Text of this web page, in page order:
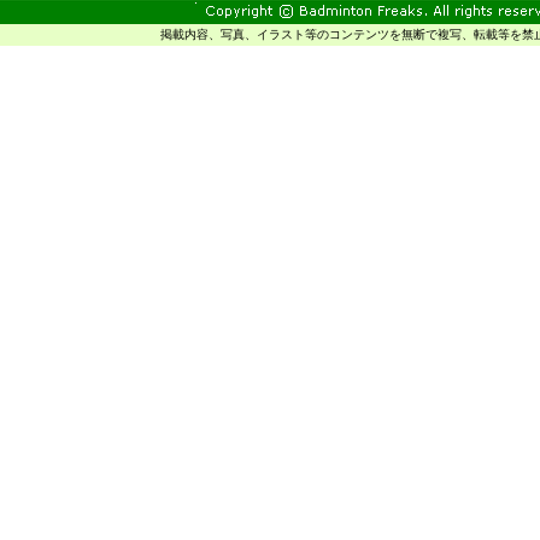
掲載内容、写真、イラスト等のコンテンツを無断で複写、転載等を禁